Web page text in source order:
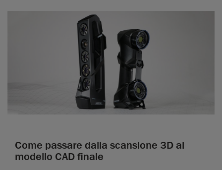
Come passare dalla scansione 3D al
modello CAD finale